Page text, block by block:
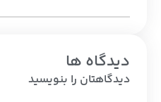
دیدگاه ها
دیدگاهتان را بنویسید